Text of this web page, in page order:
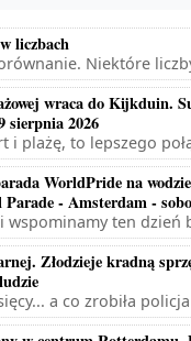
liczbach
Niektóre
wraca do Kijkduin.
2026
i plażę, to lepszego
WorldPride na
- Amsterdam -
wspominamy ten dzień
Złodzieje kradną
a co zrobiła